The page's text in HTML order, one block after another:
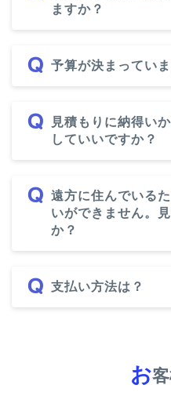
ますか？
予算が決まってい
見積もりに納得い
していいですか？
遠方に住んでいる
いができません。
か？
支払い方法は？
お